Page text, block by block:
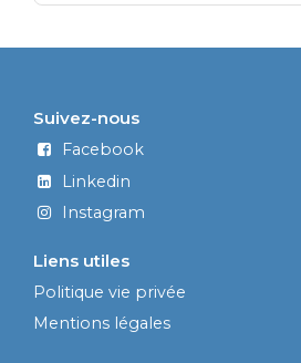
Liens utiles
Politique vie privée
Mentions légales
Suivez-nous
Facebook
Linkedin
Instagram